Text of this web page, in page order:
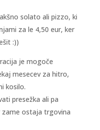
solato ali pizzo, ki
za le 4,50 eur, ker
:))
je mogoče
mesecev za hitro,
kosilo.
presežka ali pa
zame ostaja trgovina